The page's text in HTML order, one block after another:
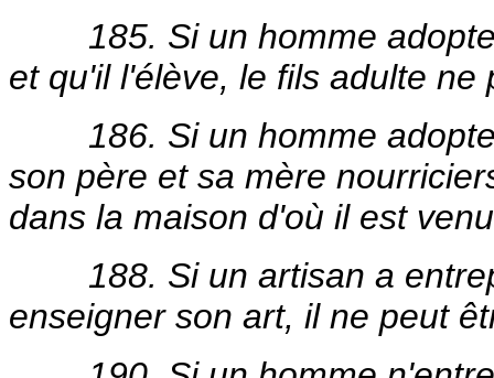
185. Si un homme
et qu'il l'élève, le fils adulte
186. Si un homme
son père et sa mère
dans la maison d'où il est
188. Si un artisan a
enseigner son art, il ne peut